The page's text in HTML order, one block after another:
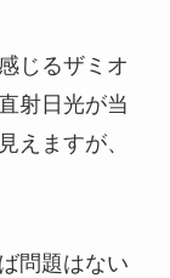
じるザミオ
射日光が当
えますが、
問題はない